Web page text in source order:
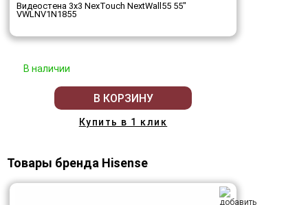
Видеостена 3x3 NexTouch NextWall55 55"
VWLNV1N1855
В наличии
В КОРЗИНУ
Купить в 1 клик
Товары бренда Hisense